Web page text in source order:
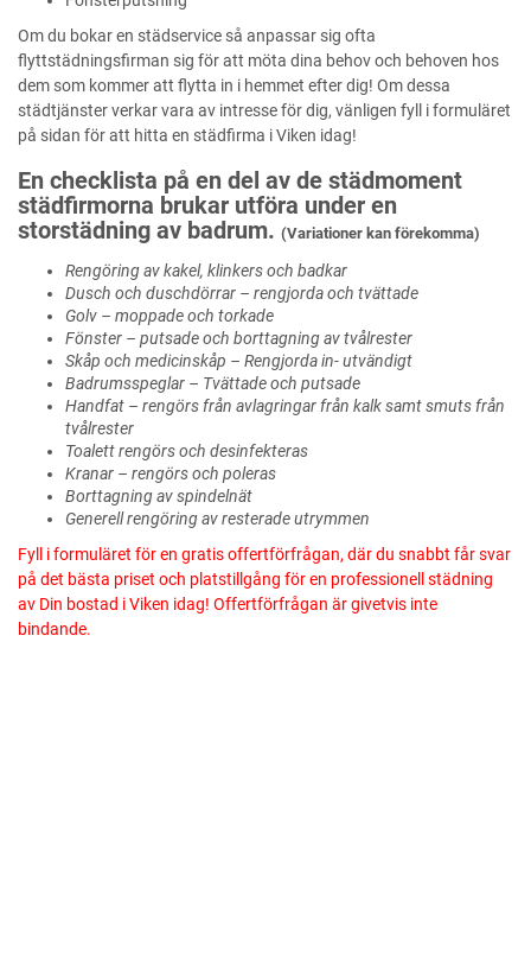
Om du bokar en städservice så anpassar sig ofta
flyttstädningsfirman sig för att möta dina behov och behoven hos
dem som kommer att flytta in i hemmet efter dig! Om dessa
städtjänster verkar vara av intresse för dig, vänligen fyll i formuläret
på sidan för att hitta en städfirma i Viken idag!
En checklista på en del av de städmoment
städfirmorna brukar utföra under en
storstädning av badrum. (Variationer kan förekomma)
Rengöring av kakel, klinkers och badkar
Dusch och duschdörrar – rengjorda och tvättade
Golv – moppade och torkade
Fönster – putsade och borttagning av tvålrester
Skåp och medicinskåp – Rengjorda in- utvändigt
Badrumsspeglar – Tvättade och putsade
Handfat – rengörs från avlagringar från kalk samt smuts från
tvålrester
Toalett rengörs och desinfekteras
Kranar – rengörs och poleras
Borttagning av spindelnät
Generell rengöring av resterade utrymmen
Fyll i formuläret för en gratis offertförfrågan, där du snabbt får svar
på det bästa priset och platstillgång för en professionell städning
av Din bostad i Viken idag! Offertförfrågan är givetvis inte
bindande.